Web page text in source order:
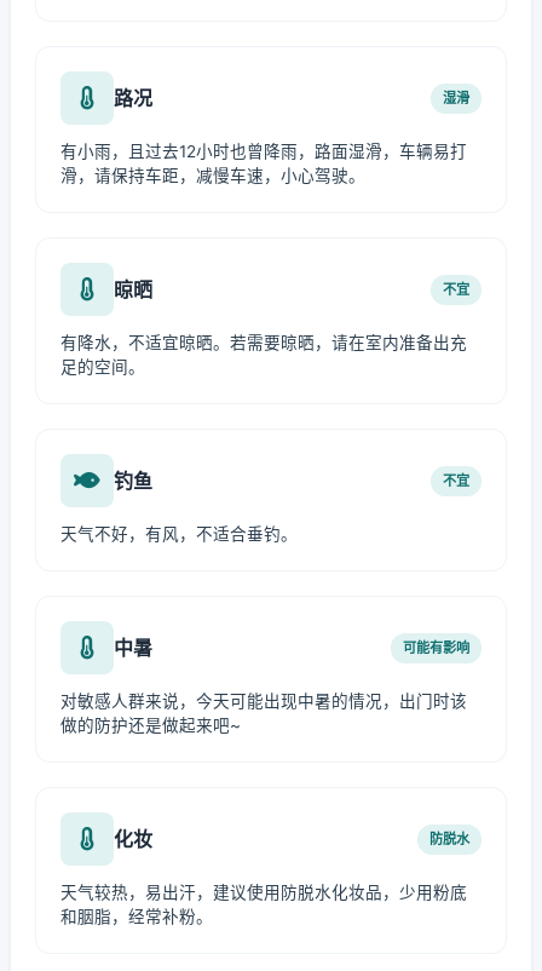
路况 湿滑
有小雨，且过去12小时也曾降雨，路面湿滑，车辆易打
滑，请保持车距，减慢车速，小心驾驶。
晾晒 不宜
有降水，不适宜晾晒。若需要晾晒，请在室内准备出充
足的空间。
钓鱼 不宜
天气不好，有风，不适合垂钓。
中暑 可能有影响
对敏感人群来说，今天可能出现中暑的情况，出门时该
做的防护还是做起来吧~
化妆 防脱水
天气较热，易出汗，建议使用防脱水化妆品，少用粉底
和胭脂，经常补粉。